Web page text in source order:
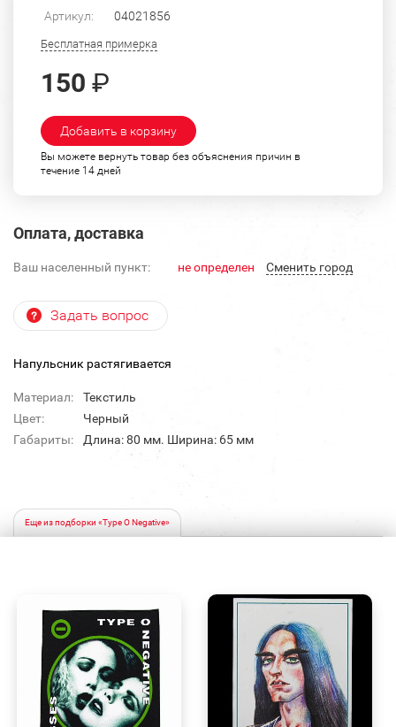
Артикул: 04021856
Бесплатная примерка
150 ₽
Добавить в корзину
Вы можете вернуть товар без объяснения причин в
течение 14 дней
Оплата, доставка
Ваш населенный пункт: не определен Cменить город
Задать вопрос
Напульсник растягивается
Материал:
Текстиль
Цвет:
Черный
Габариты:
Длина: 80 мм. Ширина: 65 мм
Еще из подборки «Type O Negative»